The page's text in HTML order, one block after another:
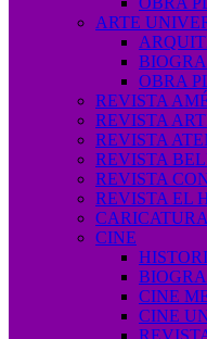
ARTE
OBRA
REVISTA
REVISTA
REVISTA
REVISTA
REVISTA
REVISTA EL
CARICATURA
CINE
CINE
CINE